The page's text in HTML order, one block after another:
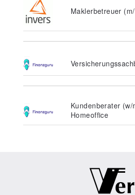
Maklerbetreuer
Kundenberater
Homeoffice